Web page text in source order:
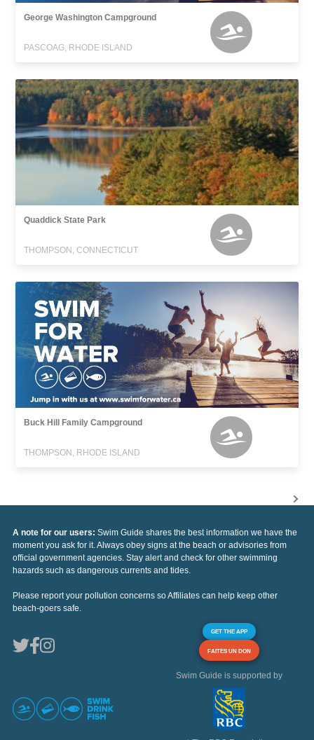
George Washington Campground
PASCOAG, RHODE ISLAND
Quaddick State Park
THOMPSON, CONNECTICUT
Buck Hill Family Campground
THOMPSON, RHODE ISLAND
A note for our users: Swim Guide shares the best information we have the
moment you ask for it. Always obey signs at the beach or advisories from
official government agencies. Stay alert and check for other swimming
hazards such as dangerous currents and tides.
Please report your pollution concerns so Affiliates can help keep other
beach-goers safe.
GET THE APP
FAITES UN DON
Swim Guide is supported by